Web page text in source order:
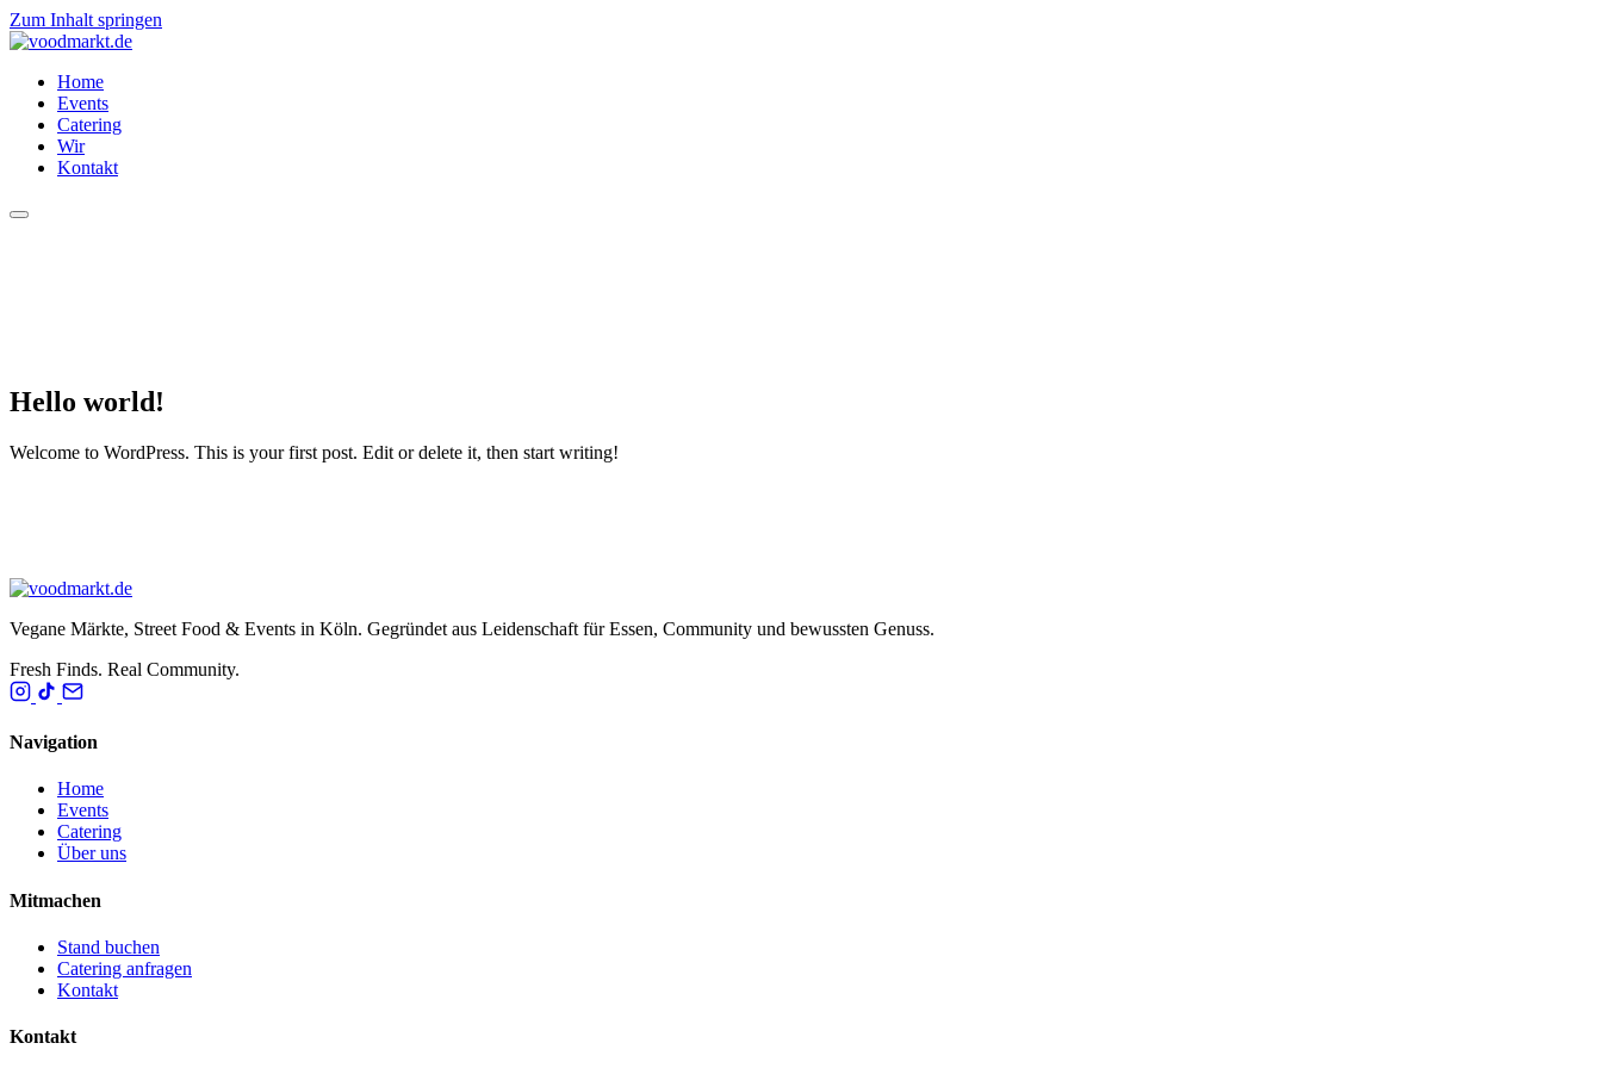
Zum Inhalt springen
Home
Events
Catering
Wir
Kontakt
Hello world!
Welcome to WordPress. This is your first post. Edit or delete it, then start writing!
Vegane Märkte, Street Food & Events in Köln. Gegründet aus Leidenschaft für Essen, Community und bewussten Genuss.
Fresh Finds. Real Community.
Navigation
Home
Events
Catering
Über uns
Mitmachen
Stand buchen
Catering anfragen
Kontakt
Kontakt